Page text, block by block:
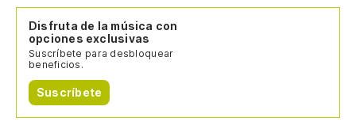
Disfruta de la música con
opciones exclusivas
Suscríbete para desbloquear
beneficios.
Suscríbete